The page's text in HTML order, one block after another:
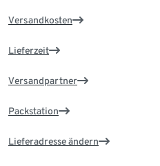
Versandkosten
Lieferzeit
Versandpartner
Packstation
Lieferadresse ändern